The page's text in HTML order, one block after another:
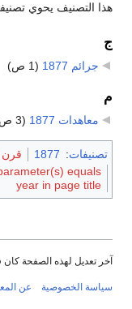
هذا التصنيف يحوي
ج
جرائم 1877 (1 ص)
م
معاهدات 1877 (3 ص)
تصنيفات:
1877 قرن 19 في القانون
equals
year in page title
آخر تعديل لهذه الصفحة كان في 22:54, 29 أكتوبر
سياسة الخصوصية عن